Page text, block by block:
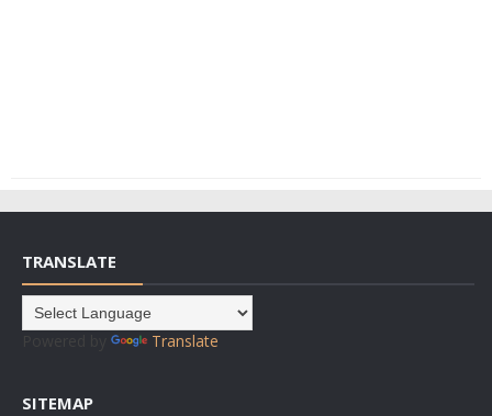
TRANSLATE
Translate
SITEMAP